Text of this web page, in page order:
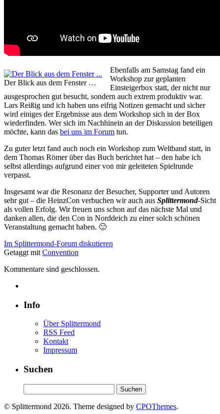
Der Blick aus dem Fenster …
Ebenfalls am Samstag fand ein
Workshop zur geplanten
Einsteigerbox statt, der nicht nur
ausgesprochen gut besucht, sondern auch extrem produktiv war.
Lars Reißig und ich haben uns eifrig Notizen gemacht und sicher
wird einiges der Ergebnisse aus dem Workshop sich in der Box
wiederfinden. Wer sich im Nachhinein an der Diskussion beteiligen
möchte, kann das bei uns im Forum tun.
Zu guter letzt fand auch noch ein Workshop zum Weltband statt, in
dem Thomas Römer über das Buch berichtet hat – den habe ich
selbst allerdings aufgrund einer von mir geleiteten Spielrunde
verpasst.
Insgesamt war die Resonanz der Besucher, Supporter und Autoren
sehr gut – die HeinzCon verbuchen wir auch aus Splittermond-Sicht
als vollen Erfolg. Wir freuen uns schon auf das nächste Mal und
danken allen, die den Con in Norddeich zu einer solch schönen
Veranstaltung gemacht haben. 🙂
Im Splittermond-Forum diskutieren
Getaggt mit Convention
Kommentare sind geschlossen.
Info
Über Splittermond
RSS Feed
Kontakt
Impressum
Suchen
nach:
© Splittermond 2026. Theme designed by CPOThemes.